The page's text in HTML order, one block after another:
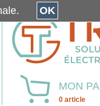
MON
0 article
OK